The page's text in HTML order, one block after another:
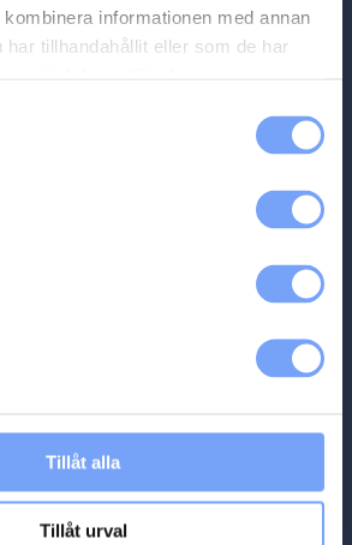
informationen med annan
har tillhandahållit eller som de har
Tillåt alla
Tillåt urval